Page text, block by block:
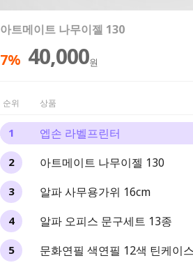
엡손 라벨프린터
69,000원
아트메이트 나무이젤 130
7% 40,000원
알파 사무용가위 16cm
25% 25,500
알파 오피스 문구세트 13종
30,000원
문화연필 색연필 12색 틴케이스
20% 6,400원
순위 상품
1 엡손 라벨프린터
2 아트메이트 나무이젤 130
3 알파 사무용가위 16cm
4 알파 오피스 문구세트 13종
5 문화연필 색연필 12색 틴케이